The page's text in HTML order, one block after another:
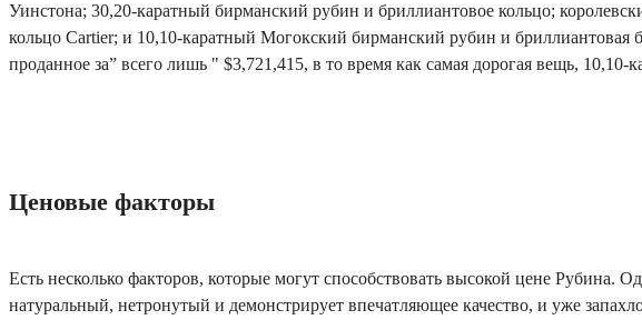
Уинстона; 30,20-каратный бирманский рубин и бриллиантовое кольцо;
кольцо Cartier; и 10,10-каратный Могокский бирманский рубин и
проданное за” всего лишь " $3,721,415, в то время как самая дорогая вещь,
Ценовые факторы
Есть несколько факторов, которые могут способствовать высокой цене Рубина.
натуральный, нетронутый и демонстрирует впечатляющее качество, и уже